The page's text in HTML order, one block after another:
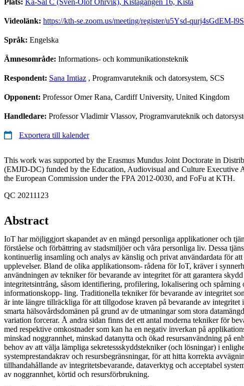
Videolänk: https://kth-se.zoom.us/meeting/register/u5Ysd-qurj4sGdEM-
Språk: Engelska
Ämnesområde: Informations- och kommunikationsteknik
Respondent: Sana Imtiaz , Programvaruteknik och datorsystem, SCS
Opponent: Professor Omer Rana, Cardiff University, United Kingdom
Handledare: Professor Vladimir Vlassov, Programvaruteknik och
Exportera till kalender
This work was supported by the Erasmus Mundus Joint Doctorate in
(EMJD-DC) funded by the Education, Audiovisual and Culture Executive
the European Commission under the FPA 2012-0030, and FoFu at KTH.
QC 20211123
Abstract
IoT har möjliggjort skapandet av en mängd personliga applikationer och
förståelse och förbättring av stadsmiljöer och våra personliga liv. Dessa
kontinuerlig insamling och analys av känslig och privat användardata för att
upplevelser. Bland de olika applikationsom- rådena för IoT, kräver i
användningen av tekniker för bevarande av integritet för att garantera
integritetsintrång, såsom identifiering, profilering, lokalisering och spårning
informationskopp- ling. Traditionella tekniker för bevarande av integritet
är inte längre tillräckliga för att tillgodose kraven på bevarande av integritet
smarta hälsovårdsdomänen på grund av de utmaningar som stora
variation forcerar. Å andra sidan finns det ett antal moderna tekniker för
med respektive omkostnader som kan ha en negativ inverkan på
minskad noggrannhet, minskad datanytta och ökad resursanvändning på
behov av att välja lämpliga sekretessskyddstekniker (och lösningar) i
systemprestandakrav och resursbegränsningar, för att hitta korrekta
tillhandahållande av integritetsbevarande, dataverktyg och acceptabel
av noggrannhet, körtid och resursförbrukning.